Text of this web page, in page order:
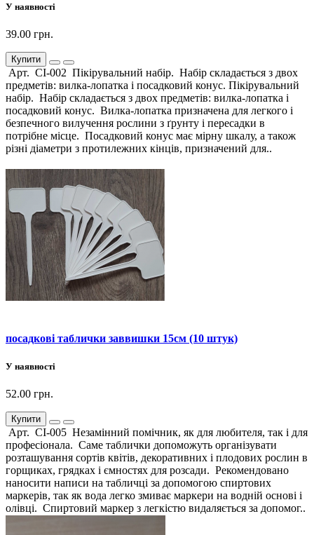
У наявності
39.00 грн.
Купити
Арт. СІ-002 Пікірувальний набір. Набір складається з двох
предметів: вилка-лопатка і посадковий конус. Пікірувальний
набір. Набір складається з двох предметів: вилка-лопатка і
посадковий конус. Вилка-лопатка призначена для легкого і
безпечного вилучення рослини з ґрунту і пересадки в
потрібне місце. Посадковий конус має мірну шкалу, а також
різні діаметри з протилежних кінців, призначений для..
посадкові таблички заввишки 15см (10 штук)
У наявності
52.00 грн.
Купити
Арт. СІ-005 Незамінний помічник, як для любителя, так і для
професіонала. Саме таблички допоможуть організувати
розташування сортів квітів, декоративних і плодових рослин в
горщиках, грядках і ємностях для розсади. Рекомендовано
наносити написи на табличці за допомогою спиртових
маркерів, так як вода легко змиває маркери на водній основі і
олівці. Спиртовий маркер з легкістю видаляється за допомог..